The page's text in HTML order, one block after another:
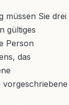
müssen Sie drei
gültiges
Person
das
vorgeschriebene